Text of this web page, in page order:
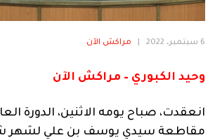
آراء
6 سبتمبر، 2022 مراكش الآن
وحيد الكبوري – مراكش الآن
انعقدت، صباح يومه الاثنين، الدورة
مقاطعة سيدي يوسف بن علي لشهر